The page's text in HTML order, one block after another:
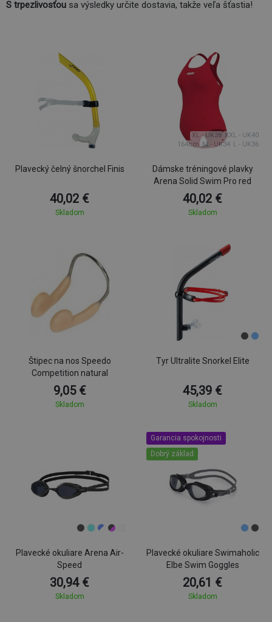
S trpezlivosťou sa výsledky určite dostavia, takže veľa šťastia!
Plavecký čelný šnorchel Finis
40,02 €
Skladom
164cm M - UK34 L - UK36
XL - UK38 XXL - UK40
Dámske tréningové plavky
Arena Solid Swim Pro red
40,02 €
Skladom
Štipec na nos Speedo
Competition natural
9,05 €
Skladom
Tyr Ultralite Snorkel Elite
45,39 €
Skladom
Plavecké okuliare Arena Air-
Speed
30,94 €
Skladom
Garancia spokojnosti
Dobrý základ
Plavecké okuliare Swimaholic
Elbe Swim Goggles
20,61 €
Skladom